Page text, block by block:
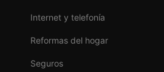
Internet y telefonía
Reformas del hogar
Seguros